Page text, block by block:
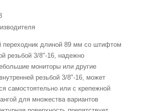
длиной 89 мм со штифтом
резьбой 3/8"-16, надежно
мониторы или другие
резьбой 3/8"-16, может
самостоятельно или с крепежной
для множества вариантов